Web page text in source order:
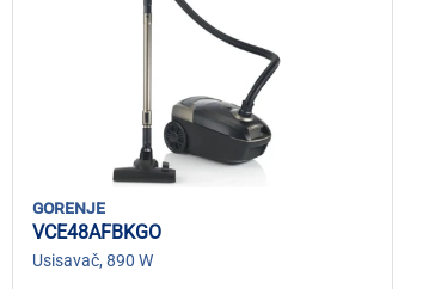
gorenje
VCE48AFBKGO
Usisavač, 890 W